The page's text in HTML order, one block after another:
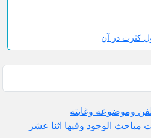
کثرت در آن
وموضوعه وغايته
مباحث الوجود وفيها اثنا عشر